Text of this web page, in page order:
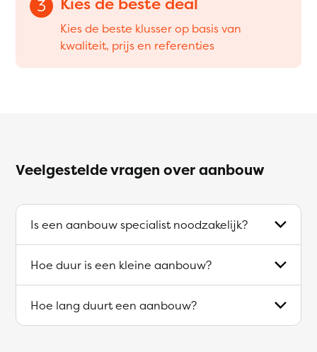
3
Kies de beste klusser op basis van
kwaliteit, prijs en referenties
Veelgestelde vragen over aanbouw
Is een aanbouw specialist noodzakelijk?
Hoe duur is een kleine aanbouw?
Hoe lang duurt een aanbouw?